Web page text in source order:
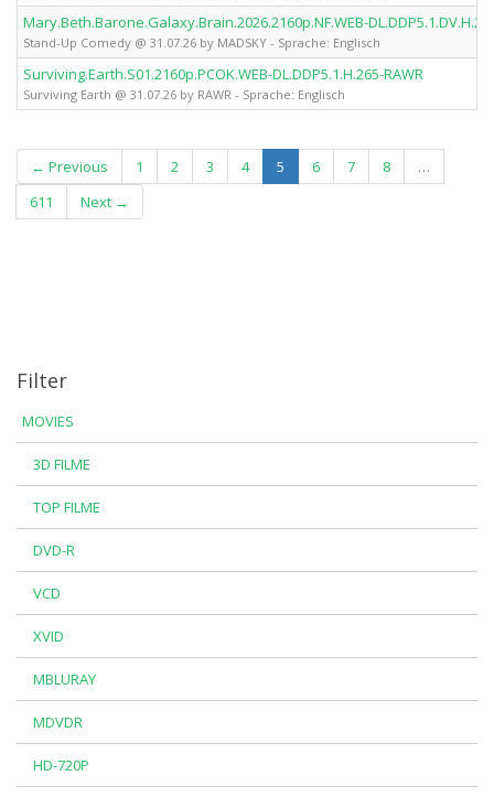
Mary.Beth.Barone.Galaxy.Brain.2026.2160p.NF.WEB-
Stand-Up Comedy @ 31.07.26 by MADSKY - Sprache: Englisch
Surviving.Earth.S01.2160p.PCOK.WEB-DL.DDP5.1.H.265-RAWR
Surviving Earth @ 31.07.26 by RAWR - Sprache: Englisch
← Previous 1 2 3 4 5 (current)
6 7 8
…
611
Next →
Filter
MOVIES
3D FILME
TOP FILME
DVD-R
VCD
XVID
MBLURAY
MDVDR
HD-720P